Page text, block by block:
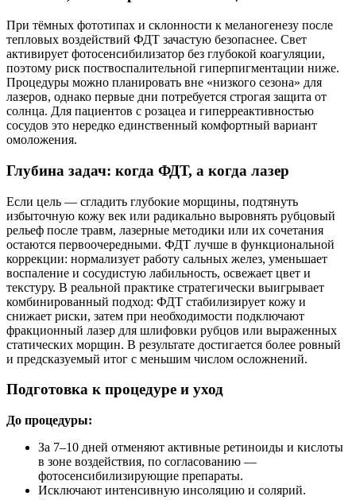
При тёмных фототипах и склонности к меланогенезу после
тепловых воздействий ФДТ зачастую безопаснее. Свет
активирует фотосенсибилизатор без глубокой коагуляции,
поэтому риск поствоспалительной гиперпигментации ниже.
Процедуры можно планировать вне «низкого сезона» для
лазеров, однако первые дни потребуется строгая защита от
солнца. Для пациентов с розацеа и гиперреактивностью
сосудов это нередко единственный комфортный вариант
омоложения.
Глубина задач: когда ФДТ, а когда лазер
Если цель — сгладить глубокие морщины, подтянуть
избыточную кожу век или радикально выровнять рубцовый
рельеф после травм, лазерные методики или их сочетания
остаются первоочередными. ФДТ лучше в функциональной
коррекции: нормализует работу сальных желез, уменьшает
воспаление и сосудистую лабильность, освежает цвет и
текстуру. В реальной практике стратегически выигрывает
комбинированный подход: ФДТ стабилизирует кожу и
снижает риски, затем при необходимости подключают
фракционный лазер для шлифовки рубцов или выраженных
статических морщин. В результате достигается более ровный
и предсказуемый итог с меньшим числом осложнений.
Подготовка к процедуре и уход
До процедуры:
За 7–10 дней отменяют активные ретиноиды и кислоты
в зоне воздействия, по согласованию —
фотосенсибилизирующие препараты.
Исключают интенсивную инсоляцию и солярий.